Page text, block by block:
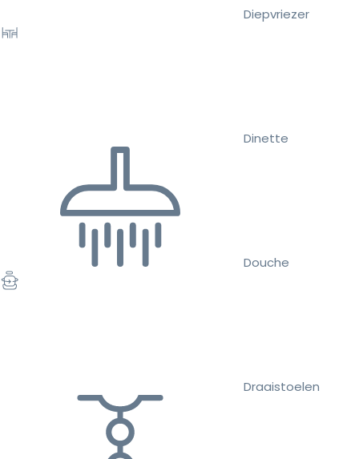
Diepvriezer
Dinette
Douche
Draaistoelen